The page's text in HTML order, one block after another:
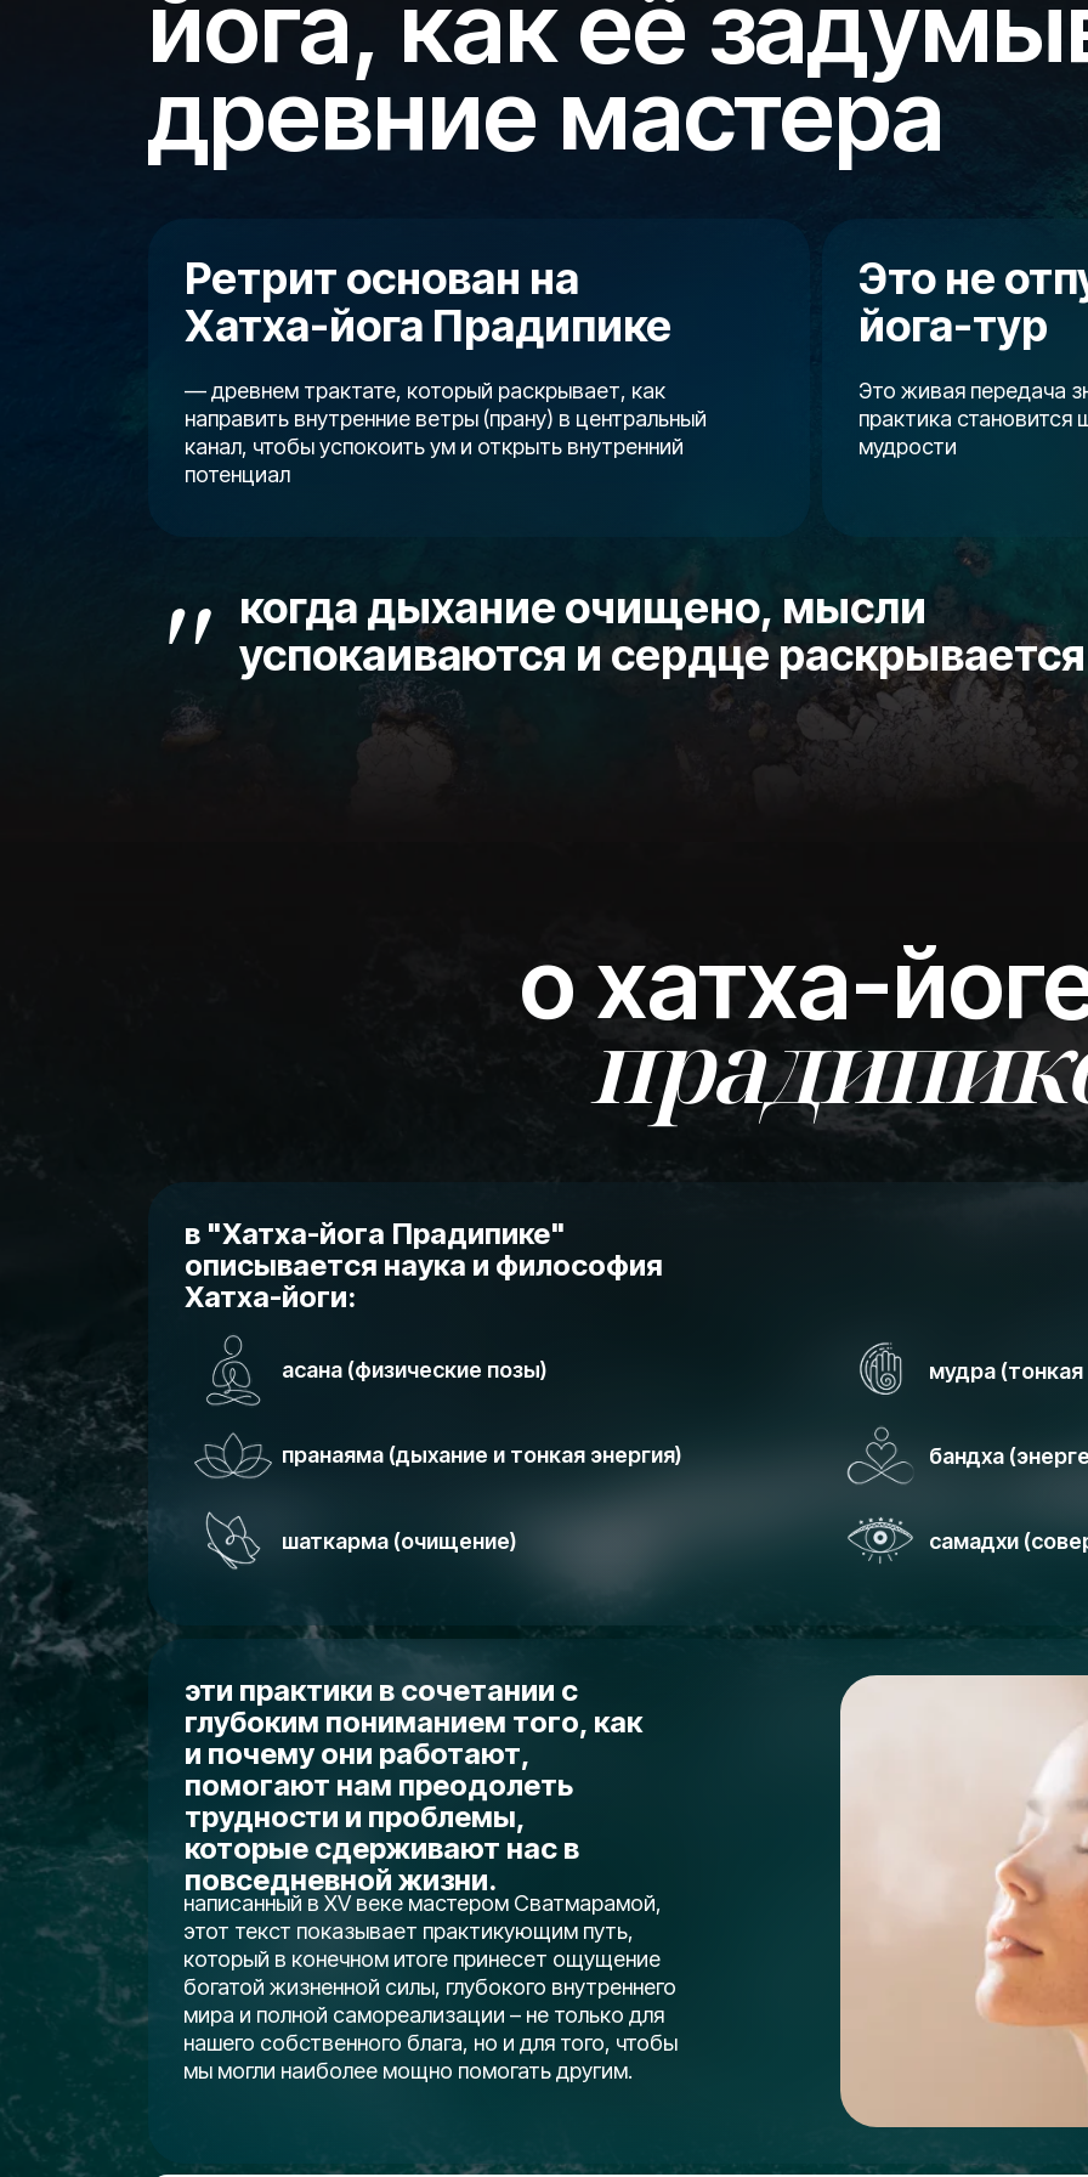
"
когда дыхание очищено, мысли
успокаиваются и сердце раскрывается
йога, как её
древние мастера
Это не
йога-тур
Это живая передача
практика становится
мудрости
Ретрит основан на
Хатха-йога Прадипике
— древнем трактате, который раскрывает, как
направить внутренние ветры (прану) в центральный
канал, чтобы успокоить ум и открыть внутренний
потенциал
о хатха-
написанный в XV веке мастером Сватмарамой,
этот текст показывает практикующим путь,
который в конечном итоге принесет ощущение
богатой жизненной силы, глубокого внутреннего
мира и полной самореализации – не только для
нашего собственного блага, но и для того, чтобы
мы могли наиболее мощно помогать другим.
эти практики в сочетании с
глубоким пониманием того, как
и почему они работают,
помогают нам преодолеть
трудности и проблемы,
которые сдерживают нас в
повседневной жизни.
самадхи
бандха
мудра (тонкая
шаткарма (очищение)
пранаяма (дыхание и тонкая энергия)
в "Хатха-йога Прадипике"
описывается наука и философия
Хатха-йоги:
асана (физические позы)